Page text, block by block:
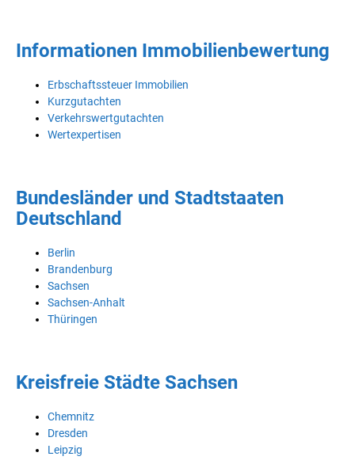
Informationen Immobilienbewertung
Erbschaftssteuer Immobilien
Kurzgutachten
Verkehrswertgutachten
Wertexpertisen
Bundesländer und Stadtstaaten
Deutschland
Berlin
Brandenburg
Sachsen
Sachsen-Anhalt
Thüringen
Kreisfreie Städte Sachsen
Chemnitz
Dresden
Leipzig